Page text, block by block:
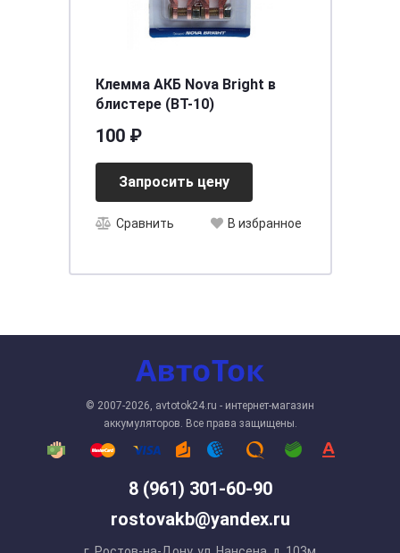
Клемма АКБ Nova Bright в
блистере (BT-10)
100 ₽
Запросить цену
Сравнить В избранное
8 (961) 301-60-90
rostovakb@yandex.ru
© 2007-2026, avtotok24.ru - интернет-магазин
аккумуляторов. Все права защищены.